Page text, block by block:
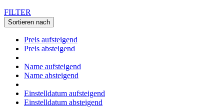
FILTER
Sortieren nach
Preis aufsteigend
Preis absteigend
Name aufsteigend
Name absteigend
Einstelldatum aufsteigend
Einstelldatum absteigend